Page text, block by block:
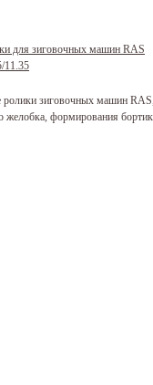
для зиговочных машин RAS
11.35
ролики зиговочных машин
желобка, формирования